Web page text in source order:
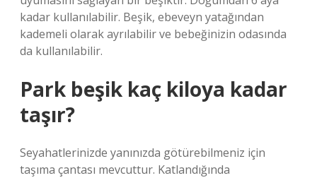
kadar kullanılabilir. Beşik, ebeveyn yatağından
kademeli olarak ayrılabilir ve bebeğinizin odasında
da kullanılabilir.
Park beşik kaç kiloya kadar
taşır?
Seyahatlerinizde yanınızda götürebilmeniz için
taşıma çantası mevcuttur. Katlandığında